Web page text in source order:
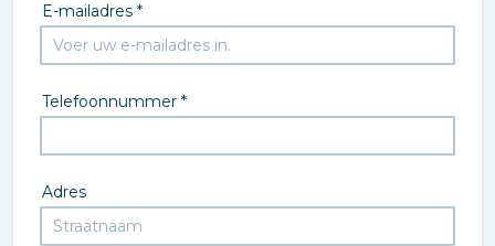
E-mailadres *
Telefoonnummer *
Adres